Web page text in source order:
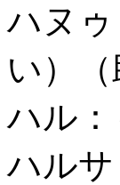
ハヌゥ
い）
ハル：
ハル